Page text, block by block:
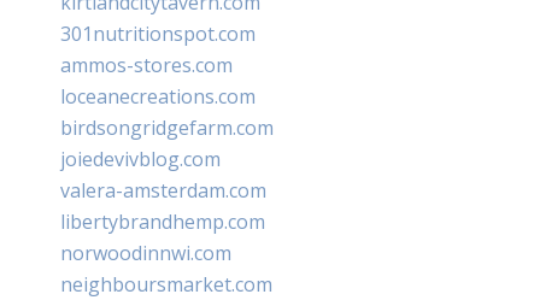
301nutritionspot.com
ammos-stores.com
loceanecreations.com
birdsongridgefarm.com
joiedevivblog.com
valera-amsterdam.com
libertybrandhemp.com
norwoodinnwi.com
neighboursmarket.com